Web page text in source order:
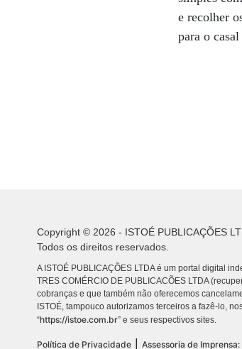
e recolher
para o
Copyright © 2026 - ISTOÉ PUBLICAÇÕES
Todos os direitos reservados.
A ISTOÉ PUBLICAÇÕES LTDA é um portal digital
TRES COMÉRCIO DE PUBLICACÕES LTDA
cobranças e que também não oferecemos
ISTOÉ, tampouco autorizamos terceiros a fazê-lo,
“https://istoe.com.br” e seus respectivos sites.
Política de Privacidade Assessoria de